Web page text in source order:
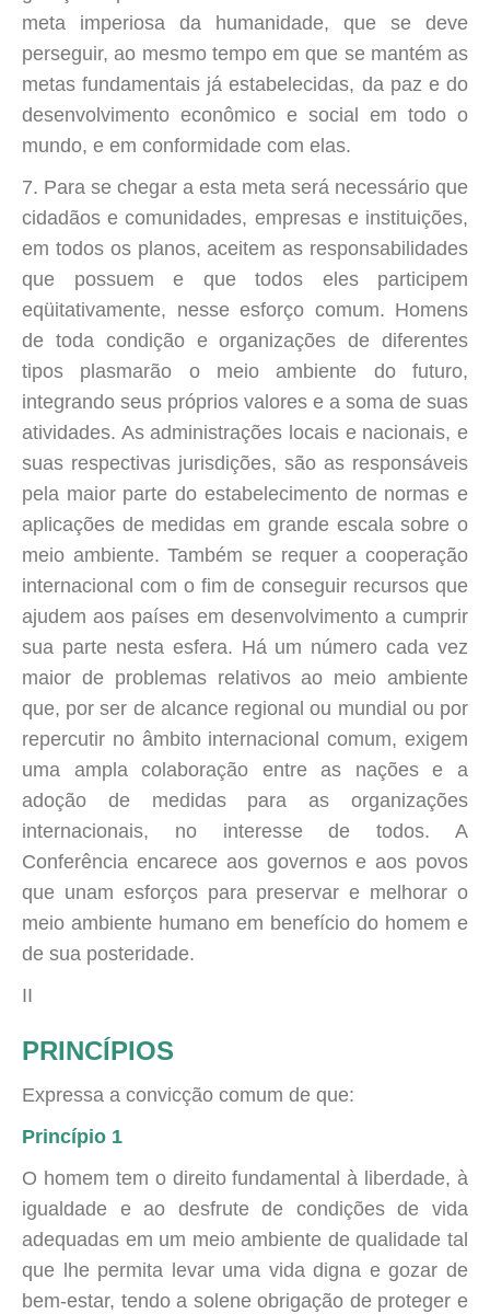
meta imperiosa da humanidade, que se deve
perseguir, ao mesmo tempo em que se mantém as
metas fundamentais já estabelecidas, da paz e do
desenvolvimento econômico e social em todo o
mundo, e em conformidade com elas.
7. Para se chegar a esta meta será necessário que
cidadãos e comunidades, empresas e instituições,
em todos os planos, aceitem as responsabilidades
que possuem e que todos eles participem
eqüitativamente, nesse esforço comum. Homens
de toda condição e organizações de diferentes
tipos plasmarão o meio ambiente do futuro,
integrando seus próprios valores e a soma de suas
atividades. As administrações locais e nacionais, e
suas respectivas jurisdições, são as responsáveis
pela maior parte do estabelecimento de normas e
aplicações de medidas em grande escala sobre o
meio ambiente. Também se requer a cooperação
internacional com o fim de conseguir recursos que
ajudem aos países em desenvolvimento a cumprir
sua parte nesta esfera. Há um número cada vez
maior de problemas relativos ao meio ambiente
que, por ser de alcance regional ou mundial ou por
repercutir no âmbito internacional comum, exigem
uma ampla colaboração entre as nações e a
adoção de medidas para as organizações
internacionais, no interesse de todos. A
Conferência encarece aos governos e aos povos
que unam esforços para preservar e melhorar o
meio ambiente humano em benefício do homem e
de sua posteridade.
II
PRINCÍPIOS
Expressa a convicção comum de que:
Princípio 1
O homem tem o direito fundamental à liberdade, à
igualdade e ao desfrute de condições de vida
adequadas em um meio ambiente de qualidade tal
que lhe permita levar uma vida digna e gozar de
bem-estar, tendo a solene obrigação de proteger e